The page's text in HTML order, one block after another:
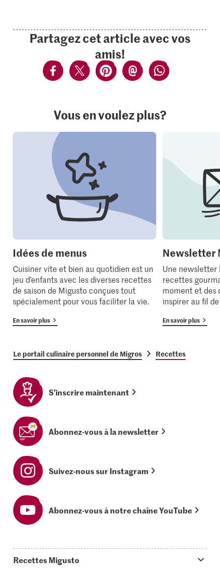
Partagez cet article avec vos
amis!
Vous en voulez plus?
Idées de menus
Cuisiner vite et bien au quotidien est un
jeu d’enfants avec les diverses recettes
de saison de Migusto conçues tout
spécialement pour vous faciliter la vie.
En savoir plus
Newsletter
Une newsletter
recettes
moment et des
inspirer au fil
En savoir plus
Le portail culinaire personnel de Migros Recettes
S’inscrire maintenant
Abonnez-vous à la newsletter
Suivez-nous sur Instagram
Abonnez-vous à notre chaîne YouTube
Recettes Migusto